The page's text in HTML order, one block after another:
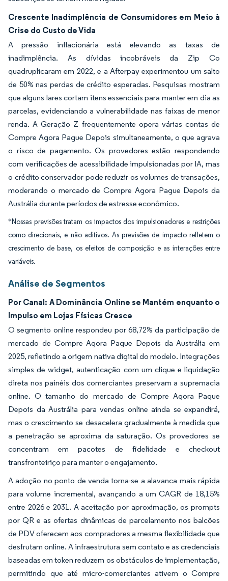
Crescente Inadimplência de Consumidores em Meio à
Crise do Custo de Vida
A pressão inflacionária está elevando as taxas de
inadimplência. As dívidas incobráveis da Zip Co
quadruplicaram em 2022, e a Afterpay experimentou um salto
de 50% nas perdas de crédito esperadas. Pesquisas mostram
que alguns lares cortam itens essenciais para manter em dia as
parcelas, evidenciando a vulnerabilidade nas faixas de menor
renda. A Geração Z frequentemente opera várias contas de
Compre Agora Pague Depois simultaneamente, o que agrava
o risco de pagamento. Os provedores estão respondendo
com verificações de acessibilidade impulsionadas por IA, mas
o crédito conservador pode reduzir os volumes de transações,
moderando o mercado de Compre Agora Pague Depois da
Austrália durante períodos de estresse econômico.
*Nossas previsões tratam os impactos dos impulsionadores e restrições
como direcionais, e não aditivos. As previsões de impacto refletem o
crescimento de base, os efeitos de composição e as interações entre
variáveis.
Análise de Segmentos
Por Canal: A Dominância Online se Mantém enquanto o
Impulso em Lojas Físicas Cresce
O segmento online respondeu por 68,72% da participação de
mercado de Compre Agora Pague Depois da Austrália em
2025, refletindo a origem nativa digital do modelo. Integrações
simples de widget, autenticação com um clique e liquidação
direta nos painéis dos comerciantes preservam a supremacia
online. O tamanho do mercado de Compre Agora Pague
Depois da Austrália para vendas online ainda se expandirá,
mas o crescimento se desacelera gradualmente à medida que
a penetração se aproxima da saturação. Os provedores se
concentram em pacotes de fidelidade e checkout
transfronteiriço para manter o engajamento.
A adoção no ponto de venda torna-se a alavanca mais rápida
para volume incremental, avançando a um CAGR de 18,15%
entre 2026 e 2031. A aceitação por aproximação, os prompts
por QR e as ofertas dinâmicas de parcelamento nos balcões
de PDV oferecem aos compradores a mesma flexibilidade que
desfrutam online. A infraestrutura sem contato e as credenciais
baseadas em token reduzem os obstáculos de implementação,
permitindo que até micro-comerciantes ativem o Compre